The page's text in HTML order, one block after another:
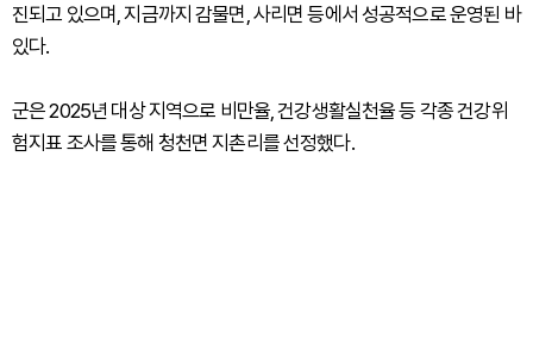
진되고 있으며, 지금까지 감물면, 사리면 등에서 성공적으로 운영된 바
있다.
군은 2025년 대상 지역으로 비만율, 건강생활실천율 등 각종 건강위
험지표 조사를 통해 청천면 지촌리를 선정했다.